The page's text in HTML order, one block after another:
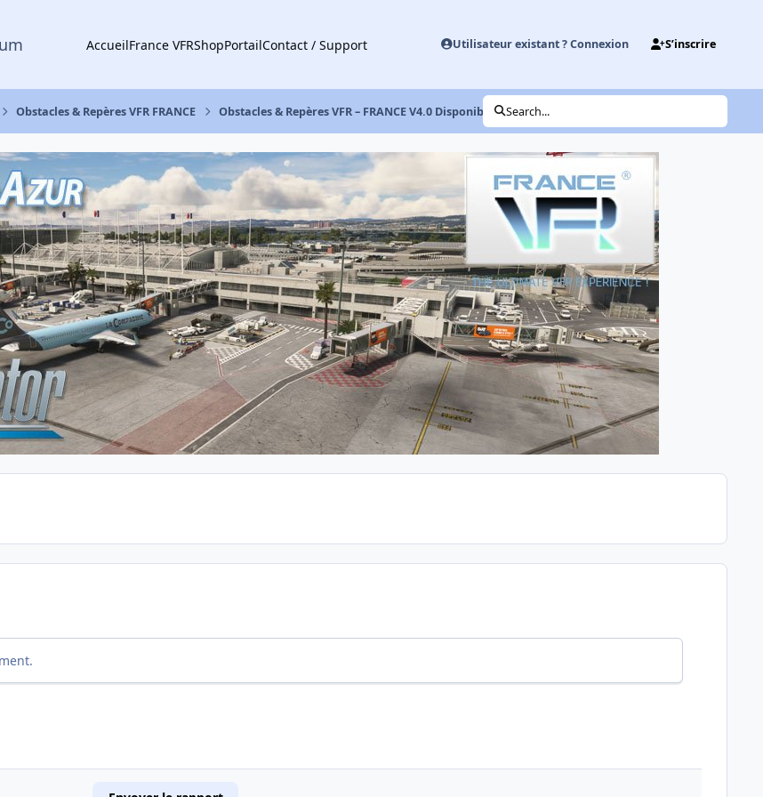
AccueilFrance VFRShopPortailContact / Support Utilisateur existant ? Connexion S’inscrire
Obstacles & Repères VFR FRANCE Obstacles & Repères VFR – FRANCE V4.0 Disponible ! Search...